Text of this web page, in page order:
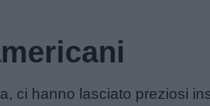
ci hanno lasciato preziosi